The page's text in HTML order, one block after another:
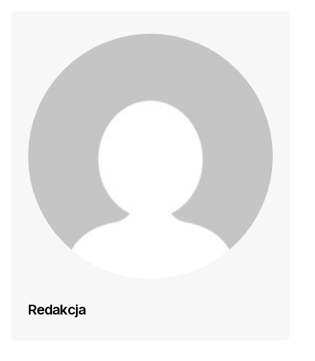
Redakcja